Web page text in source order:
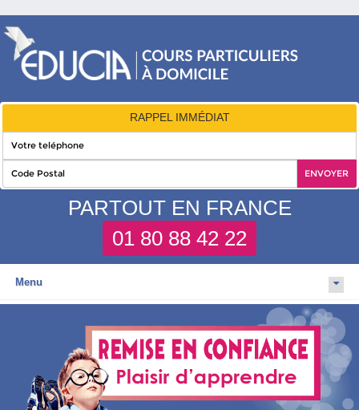
RAPPEL IMMÉDIAT
PARTOUT EN FRANCE
01 80 88 42 22
Menu